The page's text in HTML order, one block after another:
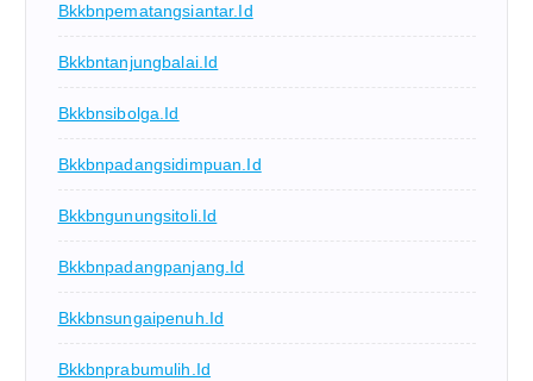
Bkkbnpematangsiantar.id
Bkkbntanjungbalai.id
Bkkbnsibolga.id
Bkkbnpadangsidimpuan.id
Bkkbngunungsitoli.id
Bkkbnpadangpanjang.id
Bkkbnsungaipenuh.id
Bkkbnprabumulih.id